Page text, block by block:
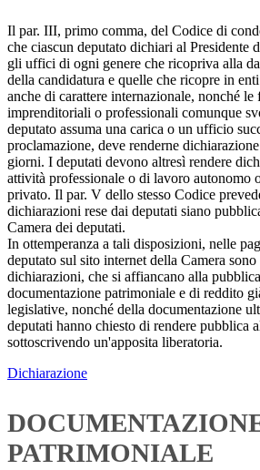
Il par. III, primo comma, del Codice di
che ciascun deputato dichiari al Presidente
gli uffici di ogni genere che ricopriva alla
della candidatura e quelle che ricopre in
anche di carattere internazionale, nonché
imprenditoriali o professionali comunque
deputato assuma una carica o un ufficio
proclamazione, deve renderne
giorni. I deputati devono altresì rendere
attività professionale o di lavoro autonomo
privato. Il par. V dello stesso Codice
dichiarazioni rese dai deputati siano
Camera dei deputati.
In ottemperanza a tali disposizioni, nelle
deputato sul sito internet della Camera
dichiarazioni, che si affiancano alla
documentazione patrimoniale e di reddito
legislative, nonché della documentazione
deputati hanno chiesto di rendere pubblica
sottoscrivendo un'apposita liberatoria.
Dichiarazione
PATRIMONIALE